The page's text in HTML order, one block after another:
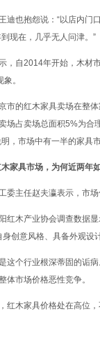
迪也抱怨说：“以店内
现在，几乎无人问津。”
，自2014年开始，木材
。
市的红木家具卖场在整
场占卖场总面积5%为
，市场中有一半的家具市
家具市场，为何近两年
委主任赵夫瀛表示，市
红木产业协会调查数据
创意风格、具备外观设
这个行业根深蒂固的诟
体市场价格恶性竞争。
红木家具价格处在高位